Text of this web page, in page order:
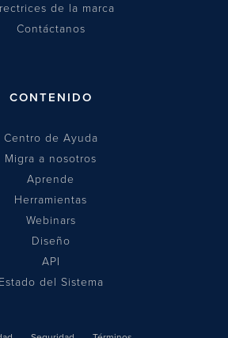
de la marca
Contáctanos
CONTENIDO
Centro de Ayuda
Migra a nosotros
Aprende
Herramientas
Webinars
Diseño
API
Estado del Sistema